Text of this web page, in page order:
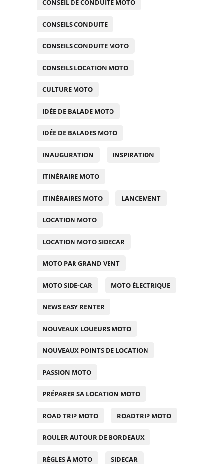
CONSEIL DE CONDUITE MOTO
CONSEILS CONDUITE
CONSEILS CONDUITE MOTO
CONSEILS LOCATION MOTO
CULTURE MOTO
IDÉE DE BALADE MOTO
IDÉE DE BALADES MOTO
INAUGURATION INSPIRATION
ITINÉRAIRE MOTO
ITINÉRAIRES MOTO LANCEMENT
LOCATION MOTO
LOCATION MOTO SIDECAR
MOTO PAR GRAND VENT
MOTO SIDE-CAR MOTO ÉLECTRIQUE
NEWS EASY RENTER
NOUVEAUX LOUEURS MOTO
NOUVEAUX POINTS DE LOCATION
PASSION MOTO
PRÉPARER SA LOCATION MOTO
ROAD TRIP MOTO ROADTRIP MOTO
ROULER AUTOUR DE BORDEAUX
RÈGLES À MOTO SIDECAR